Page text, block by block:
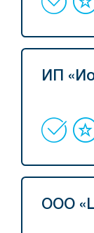
ИП
ООО